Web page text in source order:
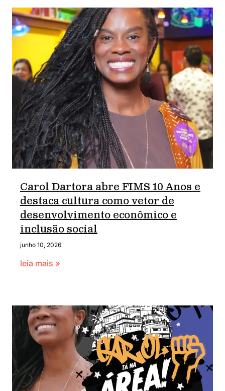
Carol Dartora abre FIMS 10 Anos e
destaca cultura como vetor de
desenvolvimento econômico e
inclusão social
junho 10, 2026
leia mais »